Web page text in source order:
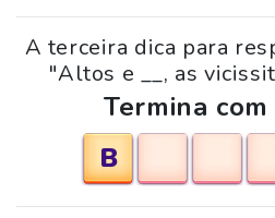
A terceira dica para
"Altos e __, as
Termina
B